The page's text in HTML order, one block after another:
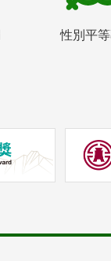
性別平